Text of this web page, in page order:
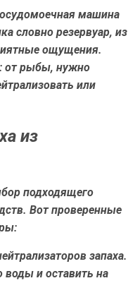
машина
словно резервуар, из
ощущения.
от рыбы, нужно
или
из
подходящего
Вот проверенные
запаха.
воды и оставить на